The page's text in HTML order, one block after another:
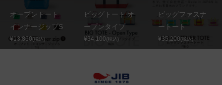
オープントート
インナージップS
¥13,860(税込)
ビッグトート オ
ープンタイプ
¥34,100(税込)
ビッグファスナ
ートート
¥35,200(税込)